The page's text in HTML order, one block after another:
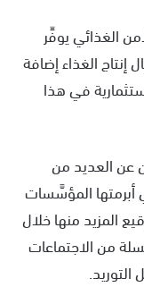
الغذائي يوفِّر
الغذاء إضافة
في هذا
عن العديد من
أبرمتها المؤسَّسات
المزيد منها خلال
من الاجتماعات